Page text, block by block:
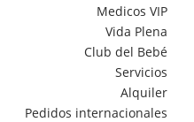
Medicos VIP
Vida Plena
Club del Bebé
Servicios
Alquiler
Pedidos internacionales